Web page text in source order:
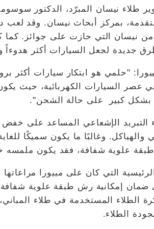
طلاء نيسان المبرّد، الدكتور
بمركز أبحاث نيسان. وقد لعب
نيسان التي حازت على جوائز. كما
جديدة لجعل السيارات أكثر هدوءاً
"حلمي هو ابتكار سيارات أكثر
السيارات الكهربائية، حيث
بشكل كبير على حالة الشحن".
الإشعاعي المساعد على خفض
والهياكل. وغالبًا ما يكون سميكًا
علوية شفافة، فقد يكون ملمسه
التي كان على مييورا
ضمان إمكانية رش طبقة علوية
الطلاء المستخدمة في طلاء
الطلاء.